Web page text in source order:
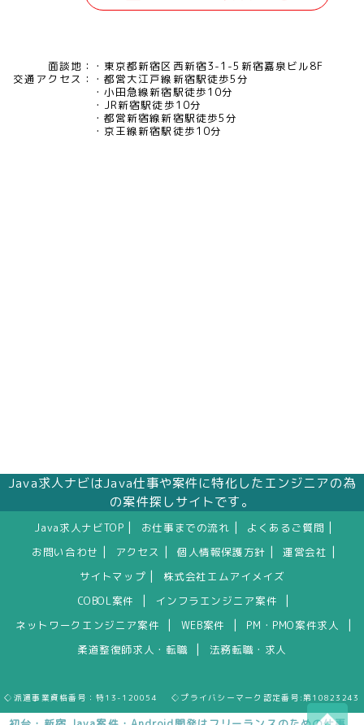
面談地：
東京都新宿区西新宿3-1-5新宿嘉泉ビル8F
交通アクセス：
都営大江戸線新宿駅徒歩5分
小田急線新宿駅徒歩10分
JR新宿駅徒歩10分
都営新宿線新宿駅徒歩5分
京王線新宿駅徒歩10分
Java求人ナビはJava仕事や案件に特化したエンジニアの為
の案件探しサイトです。
Java求人ナビTOP お仕事までの流れ よくあるご質問
お問い合わせ アクセス 個人情報保護方針 運営会社
サイトマップ
株式会社エムアイメイズ
COBOL案件
インフラエンジニア案件
ネットワークエンジニア案件 WEB案件 PM・PMO案件求人
柔道整復師求人・転職 法務転職・求人
◇派遣事業資格番号：特13-120054 ◇プライバシーマーク認定番号:第10823243